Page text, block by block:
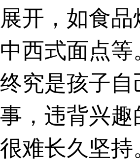
展开，如食品
中西式面点等
终究是孩子自
事，违背兴趣
很难长久坚持